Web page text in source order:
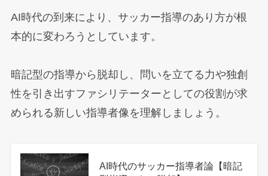
AI時代の到来により、サッカー指導のあり方が根
本的に変わろうとしています。
暗記型の指導から脱却し、問いを立てる力や独創
性を引き出すファシリテーターとしての役割が求
められる新しい指導者像を理解しましょう。
AI時代のサッカー指導者論【暗記